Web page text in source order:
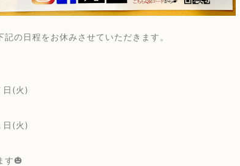
記の日程をお休みさせていただきます。
日(火)
日(火)
す🎃